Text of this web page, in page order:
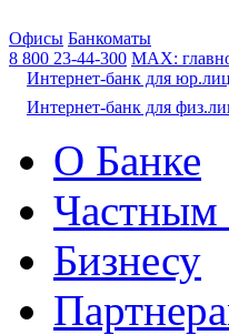
Офисы Банкоматы
8 800 23-44-300 МАХ:
Интернет-банк для юр.лиц
Интернет-банк для
О Банке
Частным
Бизнесу